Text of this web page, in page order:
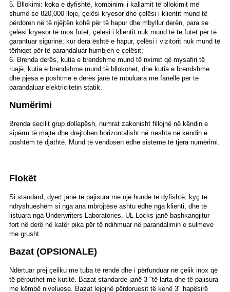
5. Bllokimi: koka e dyfishtë, kombinimi i kallamit të bllokimit më
shumë se 820,000 lloje, çelësi kryesor dhe çelësi i klientit mund të
përdoren në të njëjtën kohë për të hapur dhe mbyllur derën, para se
çelësi kryesor të mos futet, çelësi i klientit nuk mund të të futet për të
garantuar sigurinë; kur dera është e hapur, çelësi i vizitorit nuk mund të
tërhiqet për të parandaluar humbjen e çelësit;
6. Brenda derës, kutia e brendshme mund të nxirret që mysafiri të
ruajë, kutia e brendshme mund të bllokohet, dhe kutia e brendshme
dhe pjesa e poshtme e derës janë të mbuluara me fanellë për të
parandaluar elektricitetin statik.
Numërimi
Brenda secilit grup dollapësh, numrat zakonisht fillojnë në këndin e
sipërm të majtë dhe drejtohen horizontalisht në rreshta në këndin e
poshtëm të djathtë. Mund të vendosen edhe sisteme të tjera numërimi.
Flokët
Si standard, dyert janë të pajisura me një hundë të dyfishtë, kyç të
ndryshueshëm si nga ana mbrojtëse ashtu edhe nga klienti, dhe të
listuara nga Underwriters Laboratories, UL Locks janë bashkangjitur
fort në derë në katër pika për të ndihmuar në parandalimin e sulmeve
me grusht.
Bazat (OPSIONALE)
Ndërtuar prej çeliku me tuba të rëndë dhe i përfunduar në çelik inox që
të përputhet me kutitë. Bazat standarde janë 3 "të larta dhe të pajisura
me këmbë niveluese. Bazat lejojnë përdoruesit të kenë 3" hapësirë ​​